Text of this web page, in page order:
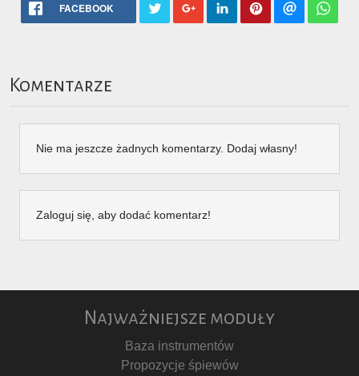
FACEBOOK
Komentarze
Nie ma jeszcze żadnych komentarzy. Dodaj własny!
Zaloguj się, aby dodać komentarz!
Najważniejsze moduły
Baza instrumentów
Propozycje śpiewów